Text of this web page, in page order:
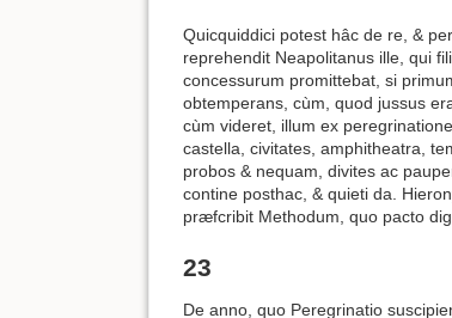
Quicquiddici potest hâc de re, &
reprehendit Neapolitanus ille, qui
concessurum promittebat, si
obtemperans, cùm, quod jussus
cùm videret, illum ex
castella, civitates, amphitheatra,
probos & nequam, divites ac
contine posthac, & quieti da.
præfcribit Methodum, quo pacto
23
De anno, quo Peregrinatio